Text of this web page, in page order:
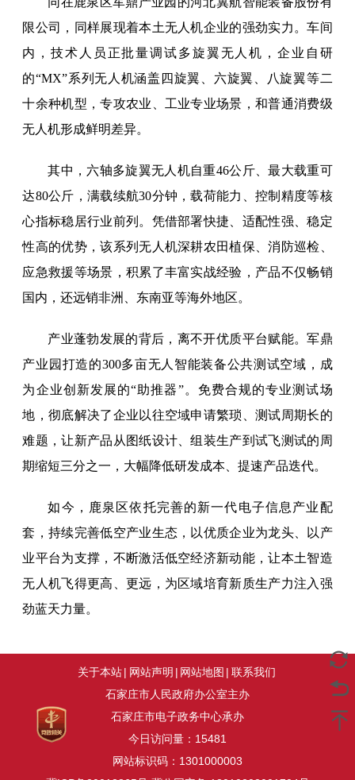
限公司，同样展现着本土无人机企业的强劲实力。车间
内，技术人员正批量调试多旋翼无人机，企业自研
的“MX”系列无人机涵盖四旋翼、六旋翼、八旋翼等二
十余种机型，专攻农业、工业专业场景，和普通消费级
无人机形成鲜明差异。
其中，六轴多旋翼无人机自重46公斤、最大载重可
达80公斤，满载续航30分钟，载荷能力、控制精度等核
心指标稳居行业前列。凭借部署快捷、适配性强、稳定
性高的优势，该系列无人机深耕农田植保、消防巡检、
应急救援等场景，积累了丰富实战经验，产品不仅畅销
国内，还远销非洲、东南亚等海外地区。
产业蓬勃发展的背后，离不开优质平台赋能。军鼎
产业园打造的300多亩无人智能装备公共测试空域，成
为企业创新发展的“助推器”。免费合规的专业测试场
地，彻底解决了企业以往空域申请繁琐、测试周期长的
难题，让新产品从图纸设计、组装生产到试飞测试的周
期缩短三分之一，大幅降低研发成本、提速产品迭代。
如今，鹿泉区依托完善的新一代电子信息产业配
套，持续完善低空产业生态，以优质企业为龙头、以产
业平台为支撑，不断激活低空经济新动能，让本土智造
无人机飞得更高、更远，为区域培育新质生产力注入强
劲蓝天力量。
关于本站| 网站声明 | 网站地图 | 联系我们
石家庄市人民政府办公室主办
石家庄市电子政务中心承办
今日访问量： 15481
网站标识码：1301000003